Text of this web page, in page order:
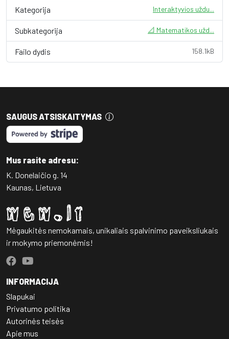
Kategorija Interaktyvios uždu...
Subkategorija 📐 Matematikos užd...
Failo dydis 158.1kB
SAUGUS ATSISKAITYMAS
Mus rasite adresu:
K. Donelaičio g. 14
Kaunas, Lietuva
Mėgaukitės nemokamais, unikaliais spalvinimo paveiksliukais
ir mokymo priemonėmis!
INFORMACIJA
Slapukai
Privatumo politika
Autorinės teisės
Apie mus